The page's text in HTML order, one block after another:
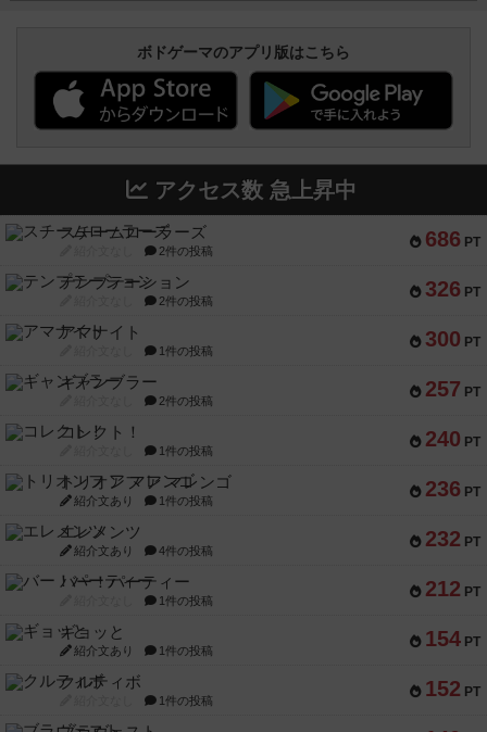
ボドゲーマのアプリ版はこちら
アクセス数 急上昇中
686 PT
スチームローラーズ
2件の投稿
326 PT
テンプテーション
2件の投稿
300 PT
アマナイト
1件の投稿
257 PT
ギャンブラー
2件の投稿
240 PT
コレクト！
1件の投稿
236 PT
トリオンフ ア マレンゴ
紹介文あり 1件の投稿
232 PT
エレメンツ
紹介文あり 4件の投稿
212 PT
バー！パーティー
1件の投稿
154 PT
ギョッと
紹介文あり 1件の投稿
152 PT
クルティボ
1件の投稿